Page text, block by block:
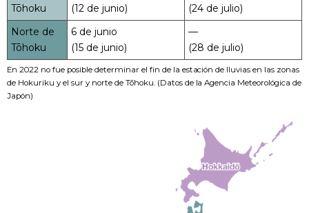
Tōhoku
(12 de junio)
(24 de julio)
Norte de
Tōhoku
6 de junio
(15 de junio)
—
(28 de julio)
En 2022 no fue posible determinar el fin de la estación de lluvias en las zonas
de Hokuriku y el sur y norte de Tōhoku. (Datos de la Agencia Meteorológica de
Japón)